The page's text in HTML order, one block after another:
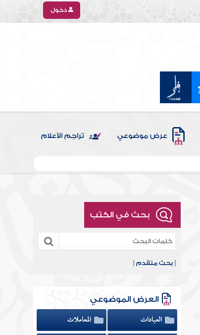
دخول
عرض موضوعي تراجم الأعلام
بحث في الكتب
[بحث متقدم ]
العرض الموضوعي
العبادات
المعاملات